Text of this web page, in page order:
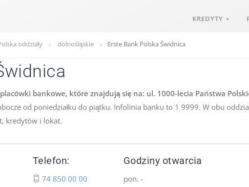
KREDYTY
oddziały dolnośląskie Erste Bank Polska Świdnica
bankowe, które znajdują się na: ul. 1000-lecia Państwa
od poniedziałku do piątku. Infolinia banku to 1 9999. W obu
kredytów i lokat.
Telefon:
74 850 00 00
Godziny otwarcia
pon. -